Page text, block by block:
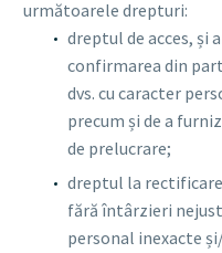
următoarele drepturi:
dreptul de acces, și
confirmarea din
dvs. cu caracter
precum și de a
de prelucrare;
dreptul la
fără întârzieri
personal inexacte